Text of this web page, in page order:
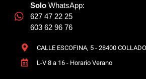
Solo WhatsApp:
627 47 22 25
603 62 96 76
CALLE ESCOFINA, 5 - 28400
L-V 8 a 16 - Horario Verano